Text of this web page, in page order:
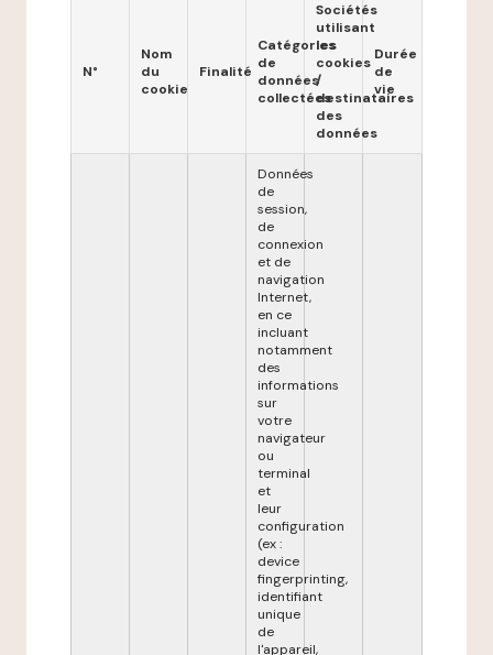
N°
Nom
du
cookie
Finalité
Catégories
de
données
collectées
Sociétés
utilisant
les
cookies
/
destinataires
des
données
Durée
de
vie
Données
de
session,
de
connexion
et de
navigation
Internet,
en ce
incluant
notamment
des
informations
sur
votre
navigateur
ou
terminal
et
leur
configuration
(ex :
device
fingerprinting,
identifiant
unique
de
l'appareil,